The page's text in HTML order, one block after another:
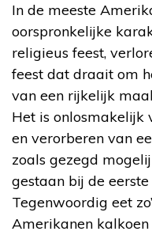
In de meeste
oorspronkelijke
religieus feest,
feest dat draait om
van een rijkelijk
Het is onlosmakelijk
en verorberen van
zoals gezegd
gestaan bij de
Tegenwoordig eet
Amerikanen